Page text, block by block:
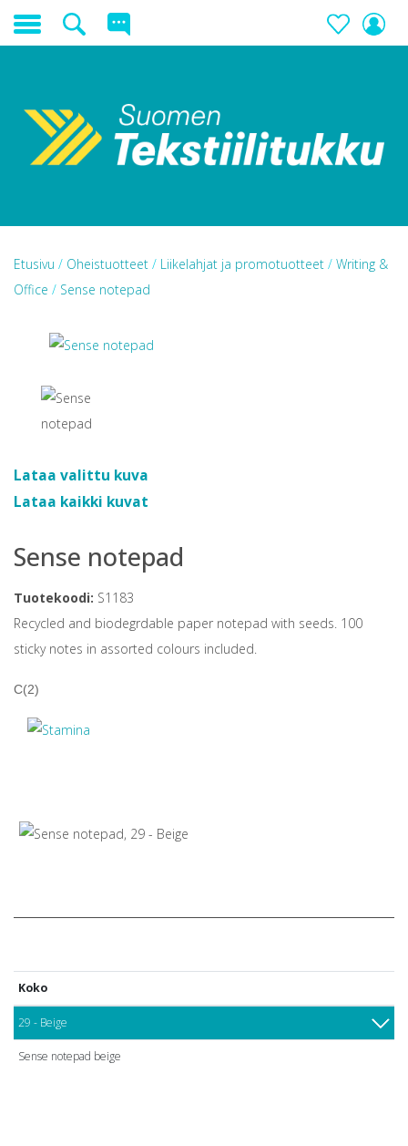
Etusivu / Oheistuotteet / Liikelahjat ja promotuotteet / Writing &
Office / Sense notepad
Lataa valittu kuva
Lataa kaikki kuvat
Sense notepad
Tuotekoodi: S1183
Recycled and biodegrdable paper notepad with seeds. 100
sticky notes in assorted colours included.
C(2)
Koko
29 - Beige
Sense notepad beige